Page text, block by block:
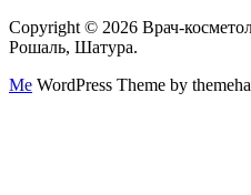
Copyright © 2026 Врач-
Рошаль, Шатура.
Me WordPress Theme by